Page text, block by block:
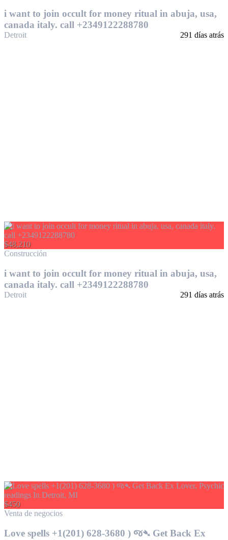
i want to join occult for money ritual in abuja, usa,
canada italy. call +2349122288780
Detroit 291 días atrás
$48,210
Construcción
i want to join occult for money ritual in abuja, usa,
canada italy. call +2349122288780
Detroit 291 días atrás
$450
Venta de negocios
Love spells +1(201) 628-3680 ) જ➴ Get Back Ex